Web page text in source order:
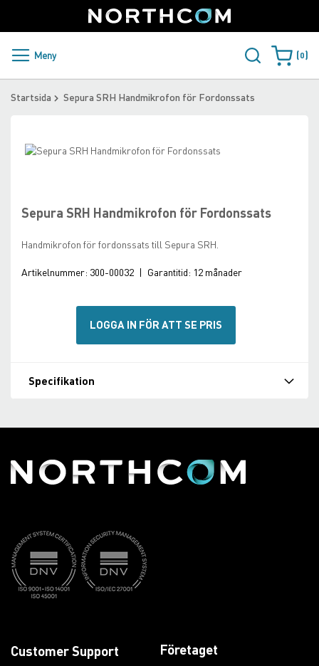
to
Content
Sweden
PRODUKTER OCH LÖSNINGAR
ÅTERFÖRSÄLJARE
Meny Varukorgen
0
Startsida Sepura SRH Handmikrofon för Fordonssats
Sepura SRH Handmikrofon för Fordonssats
Handmikrofon för fordonssats till Sepura SRH.
Artikelnummer: 300-00032 | Garantitid: 12 månader
LOGGA IN FÖR ATT SE PRIS
Skip
of
the
gallery
beginning
of
images
Specifikation
Customer Support Företaget